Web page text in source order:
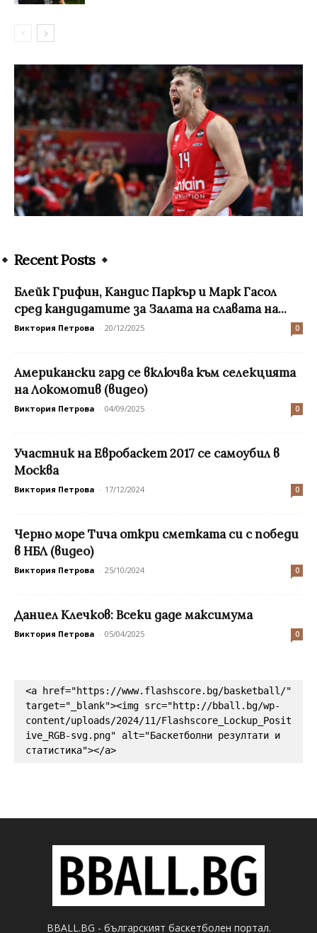
Recent Posts
Блейк Грифин, Кандис Паркър и Марк Гасол
сред кандидатите за Залата на славата на...
Виктория Петрова - 20/12/2025 0
Американски гард се включва към селекцията
на Локомотив (видео)
Виктория Петрова - 04/09/2025 0
Участник на Евробаскет 2017 се самоубил в
Москва
Виктория Петрова - 17/12/2024 0
Черно море Тича откри сметката си с победи
в НБЛ (видео)
Виктория Петрова - 25/10/2024 0
Даниел Клечков: Всеки даде максимума
Виктория Петрова - 05/04/2025 0
<a href="https://www.flashscore.bg/basketball/"
target="_blank"><img src="http://bball.bg/wp-
content/uploads/2024/11/Flashscore_Lockup_Posit
ive_RGB-svg.png" alt="Баскетболни резултати и
статистика"></a>
BBALL.BG - българският баскетболен портал.